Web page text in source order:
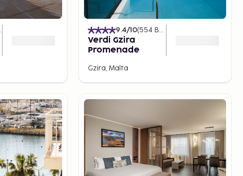
9.4/10(554 Bewertungen
Verdi Gzira
Promenade
Gzira, Malta